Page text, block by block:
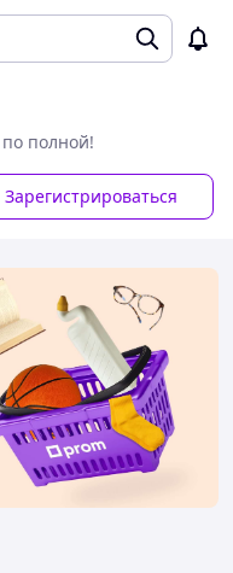
полной!
Зарегистрироваться